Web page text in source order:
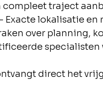
traject
Exacte lokalisatie
over planning,
specialisten
direct het